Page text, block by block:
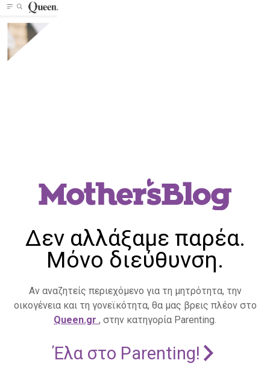
Δεν αλλάξαμε παρέα.
Μόνο διεύθυνση.
Αν αναζητείς περιεχόμενο για τη μητρότητα, την
οικογένεια και τη γονεϊκότητα, θα μας βρεις πλέον στο
Queen.gr , στην κατηγορία Parenting.
Έλα στο Parenting!